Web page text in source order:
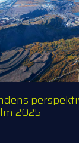
2025